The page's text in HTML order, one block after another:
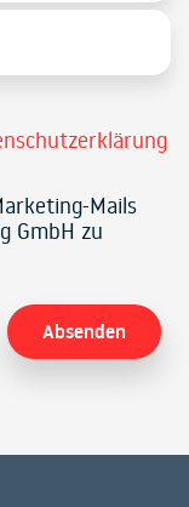
Mails
GmbH zu